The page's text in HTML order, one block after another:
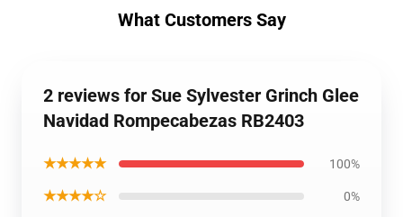
What Customers Say
2 reviews for Sue Sylvester Grinch Glee
Navidad Rompecabezas RB2403
★★★★★ 100%
★★★★☆ 0%